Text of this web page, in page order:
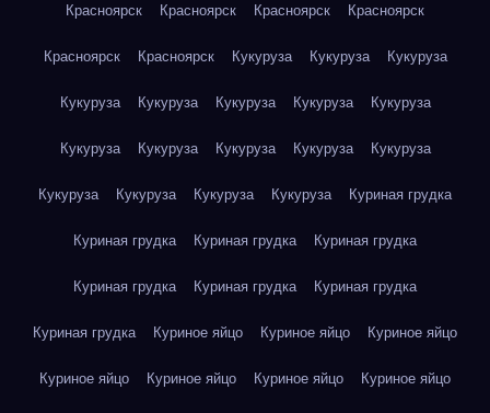
Красноярск Красноярск Красноярск Красноярск
Красноярск Красноярск Кукуруза Кукуруза Кукуруза
Кукуруза Кукуруза Кукуруза Кукуруза Кукуруза
Кукуруза Кукуруза Кукуруза Кукуруза Кукуруза
Кукуруза Кукуруза Кукуруза Кукуруза Куриная грудка
Куриная грудка Куриная грудка Куриная грудка
Куриная грудка Куриная грудка Куриная грудка
Куриная грудка Куриное яйцо Куриное яйцо Куриное яйцо
Куриное яйцо Куриное яйцо Куриное яйцо Куриное яйцо